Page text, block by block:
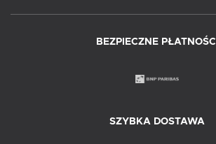
BEZPIECZNE PŁATNOŚCI
SZYBKA DOSTAWA